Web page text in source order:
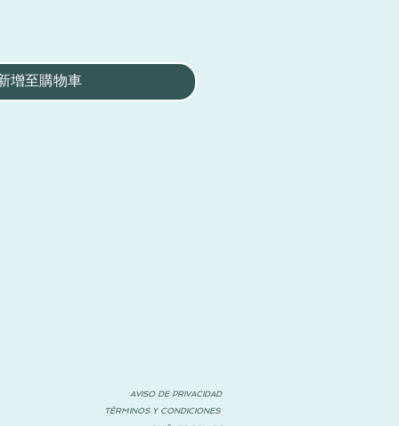
增至購物車
AVISO DE PRIVACIDAD
TÉRMINOS Y CONDICIONES